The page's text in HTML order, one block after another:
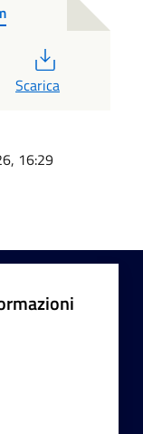
Scarica
16:29